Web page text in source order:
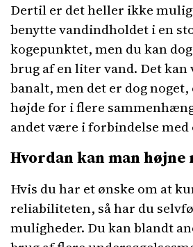
Dertil er det heller ikke
benytte vandindholdet i en
kogepunktet, men du kan
brug af en liter vand. Det kan
banalt, men det er dog noget,
højde for i flere
andet være i forbindelse med
Hvordan kan man
Hvis du har et ønske om at
reliabiliteten, så har du
muligheder. Du kan blandt